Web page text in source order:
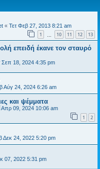
« Τετ Φεβ 27, 2013 8:21 am
1 10 11 12 13
επειδή έκανε τον σταυρό
Σεπ 18, 2024 4:35 pm
Αύγ 24, 2024 6:26 am
και ψέμματα
Απρ 09, 2024 10:06 am
1 2
Δεκ 24, 2022 5:20 pm
07, 2022 5:31 pm